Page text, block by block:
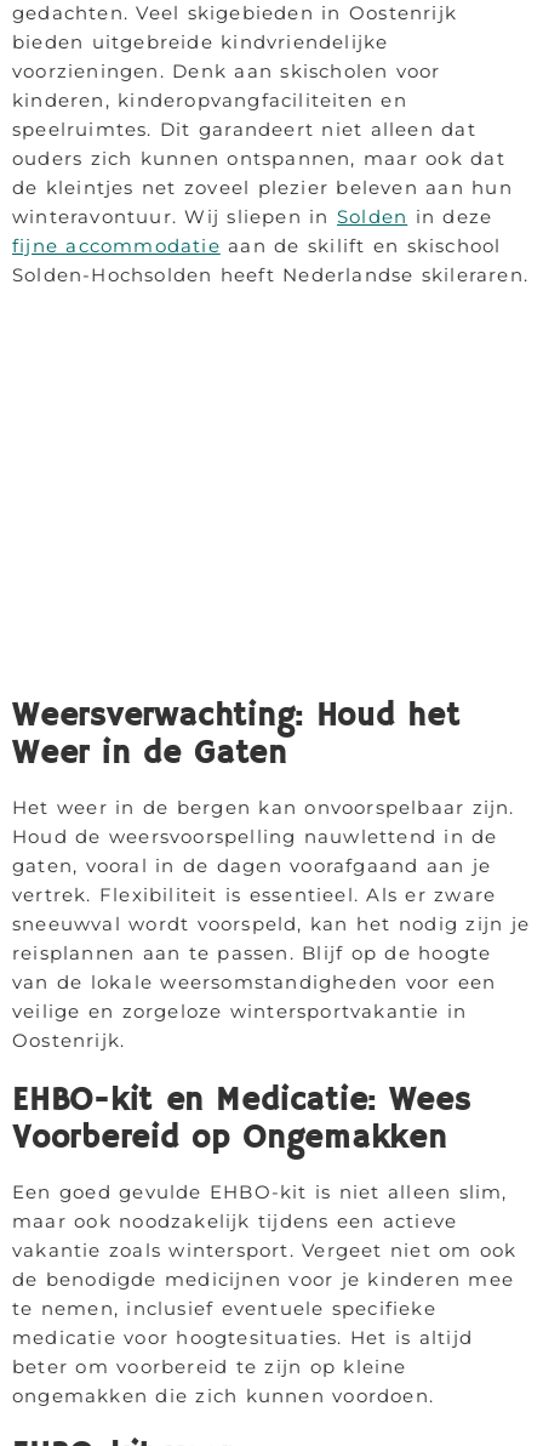
gedachten. Veel skigebieden in Oostenrijk
bieden uitgebreide kindvriendelijke
voorzieningen. Denk aan skischolen voor
kinderen, kinderopvangfaciliteiten en
speelruimtes. Dit garandeert niet alleen dat
ouders zich kunnen ontspannen, maar ook dat
de kleintjes net zoveel plezier beleven aan hun
winteravontuur. Wij sliepen in Solden in deze
fijne accommodatie aan de skilift en skischool
Solden-Hochsolden heeft Nederlandse skileraren.
Weersverwachting: Houd het
Weer in de Gaten
Het weer in de bergen kan onvoorspelbaar zijn.
Houd de weersvoorspelling nauwlettend in de
gaten, vooral in de dagen voorafgaand aan je
vertrek. Flexibiliteit is essentieel. Als er zware
sneeuwval wordt voorspeld, kan het nodig zijn je
reisplannen aan te passen. Blijf op de hoogte
van de lokale weersomstandigheden voor een
veilige en zorgeloze wintersportvakantie in
Oostenrijk.
EHBO-kit en Medicatie: Wees
Voorbereid op Ongemakken
Een goed gevulde EHBO-kit is niet alleen slim,
maar ook noodzakelijk tijdens een actieve
vakantie zoals wintersport. Vergeet niet om ook
de benodigde medicijnen voor je kinderen mee
te nemen, inclusief eventuele specifieke
medicatie voor hoogtesituaties. Het is altijd
beter om voorbereid te zijn op kleine
ongemakken die zich kunnen voordoen.